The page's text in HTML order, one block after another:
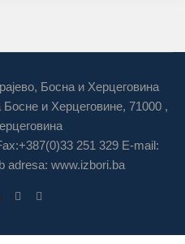
Босна и Херцеговина
и Херцеговине, 71000 ,
251 329 E-mail:
adresa: www.izbori.ba